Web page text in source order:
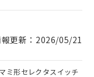
更新：2026/05/21
ミ形セレクタスイッチ